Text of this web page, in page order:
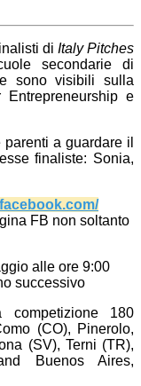
di Italy Pitches
secondarie di
sono visibili sulla
e
a guardare il
finaliste: Sonia,
FB non soltanto
alle ore 9:00
successivo
competizione 180
(CO), Pinerolo,
(SV), Terni (TR),
Buenos Aires,